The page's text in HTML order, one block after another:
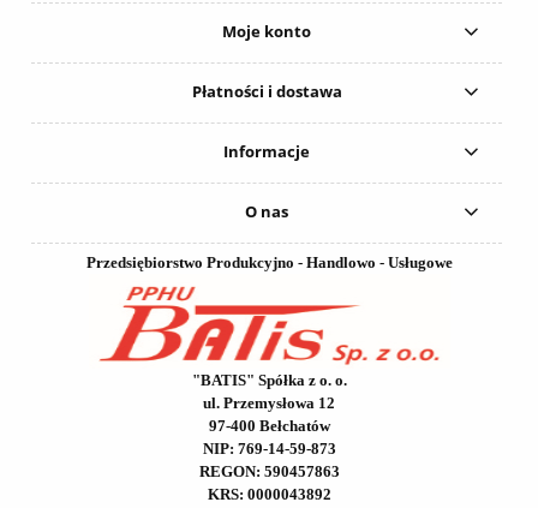
Moje konto
Płatności i dostawa
Informacje
O nas
Przedsiębiorstwo Produkcyjno - Handlowo - Usługowe
"BATIS" Spółka z o. o.
ul. Przemysłowa 12
97-400 Bełchatów
NIP: 769-14-59-873
REGON: 590457863
KRS: 0000043892